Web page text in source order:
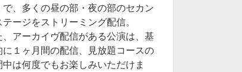
で、多くの昼の部・夜の部のセカン
テージをストリーミング配信。
、アーカイヴ配信がある公演は、基
に１ヶ月間の配信、見放題コースの
中は何度でもお楽しみいただけま